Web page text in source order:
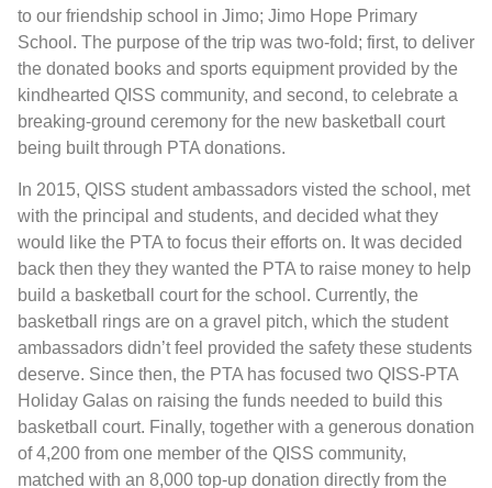
to our friendship school in Jimo; Jimo Hope Primary
School. The purpose of the trip was two-fold; first, to deliver
the donated books and sports equipment provided by the
kindhearted QISS community, and second, to celebrate a
breaking-ground ceremony for the new basketball court
being built through PTA donations.
In 2015, QISS student ambassadors visted the school, met
with the principal and students, and decided what they
would like the PTA to focus their efforts on. It was decided
back then they they wanted the PTA to raise money to help
build a basketball court for the school. Currently, the
basketball rings are on a gravel pitch, which the student
ambassadors didn’t feel provided the safety these students
deserve. Since then, the PTA has focused two QISS-PTA
Holiday Galas on raising the funds needed to build this
basketball court. Finally, together with a generous donation
of 4,200 from one member of the QISS community,
matched with an 8,000 top-up donation directly from the